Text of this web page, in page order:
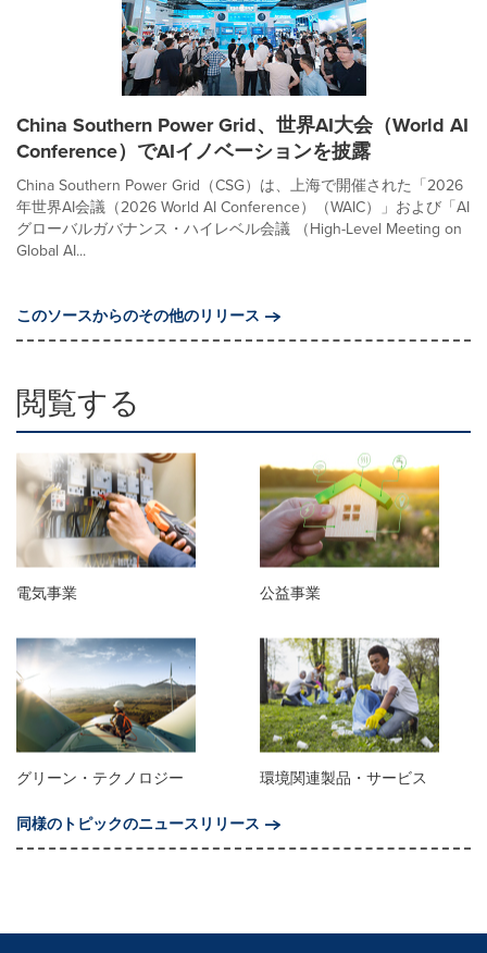
China Southern Power Grid、世界AI大会（World AI
Conference）でAIイノベーションを披露
China Southern Power Grid（CSG）は、上海で開催された「2026
年世界AI会議（2026 World AI Conference）（WAIC）」および「AI
グローバルガバナンス・ハイレベル会議 （High-Level Meeting on
Global AI...
このソースからのその他のリリース
閲覧する
電気事業 公益事業
グリーン・テクノロジー
環境関連製品・サービス
同様のトピックのニュースリリース